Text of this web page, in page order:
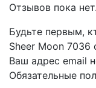
Отзывов пока нет.
Будьте первым,
Sheer Moon 7036
Ваш адрес email
Обязательные